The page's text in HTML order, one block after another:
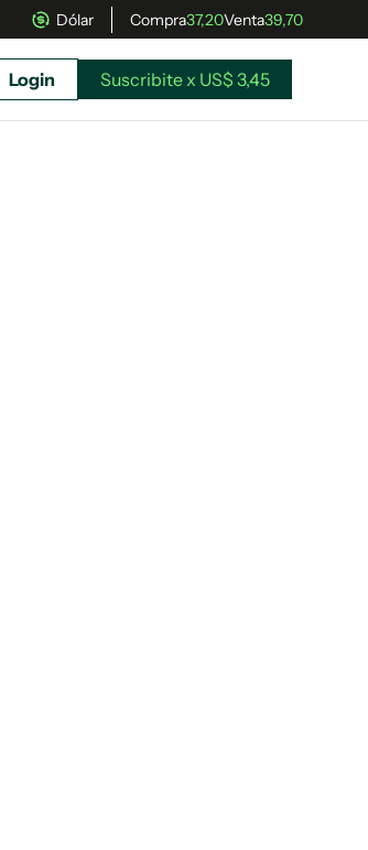
Dólar Compra37,20Venta39,70
Login Suscribite x US$ 3,45